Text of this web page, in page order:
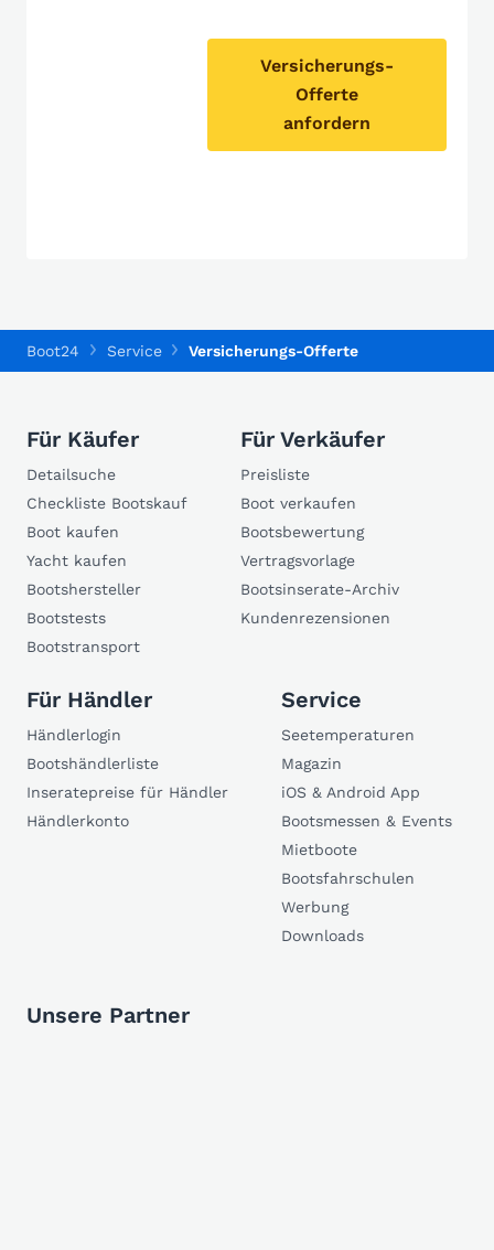
Versicherungs-
Offerte
anfordern
Boot24 Service Versicherungs-Offerte
Für Käufer
Detailsuche
Checkliste Bootskauf
Boot kaufen
Yacht kaufen
Bootshersteller
Bootstests
Bootstransport
Für Verkäufer
Preisliste
Boot verkaufen
Bootsbewertung
Vertragsvorlage
Bootsinserate-Archiv
Kundenrezensionen
Für Händler
Händlerlogin
Bootshändlerliste
Inseratepreise für Händler
Händlerkonto
Service
Seetemperaturen
Magazin
iOS & Android App
Bootsmessen & Events
Mietboote
Bootsfahrschulen
Werbung
Downloads
Unsere Partner